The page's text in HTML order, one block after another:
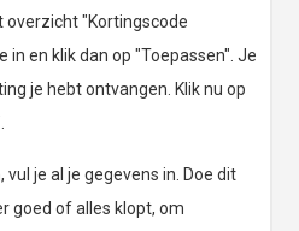
overzicht "Kortingscode
in en klik dan op "Toepassen". Je
je hebt ontvangen. Klik nu op
vul je al je gegevens in. Doe dit
goed of alles klopt, om